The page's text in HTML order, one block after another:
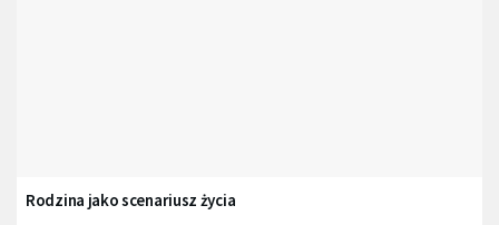
Rodzina jako scenariusz życia